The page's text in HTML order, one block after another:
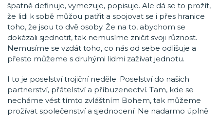
špatně definuje, vymezuje, popisuje. Ale dá se to prožít,
že lidi k sobě můžou patřit a spojovat se i přes hranice
toho, že jsou to dvě osoby. Že na to, abychom se
dokázali sjednotit, tak nemusíme zničit svoji různost.
Nemusíme se vzdát toho, co nás od sebe odlišuje a
přesto můžeme s druhými lidmi zažívat jednotu.
I to je poselství trojiční neděle. Poselství do našich
partnerství, přátelství a příbuzenectví. Tam, kde se
necháme vést tímto zvláštním Bohem, tak můžeme
prožívat společenství a sjednocení. Ne nadarmo úplně